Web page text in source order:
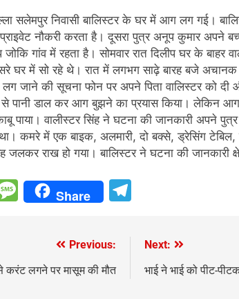
सलेमपुर निवासी बालिस्टर के घर में आग लग गई।
नौकरी करता है। दूसरा पुत्र अनूप कुमार अपने
जोकि गांव में रहता है। सोमवार रात दिलीप घर के बाहर
घर में सो रहे थे। रात में लगभग साढ़े बारह बजे
जाने की सूचना फोन पर अपने पिता वालिस्टर को दी
से पानी डाल कर आग बुझने का प्रयास किया। लेकिन
वालीस्टर सिंह ने घटना की जानकारी अपने
था। कमरे में एक बाइक, अलमारी, दो बक्से, ड्रेसिंग
जलकर राख हो गया। बालिस्टर ने घटना की जानकारी
Message
Share
Previous:
करंट लगने पर मासूम की मौत
Next:
भाई ने भाई को पीट-